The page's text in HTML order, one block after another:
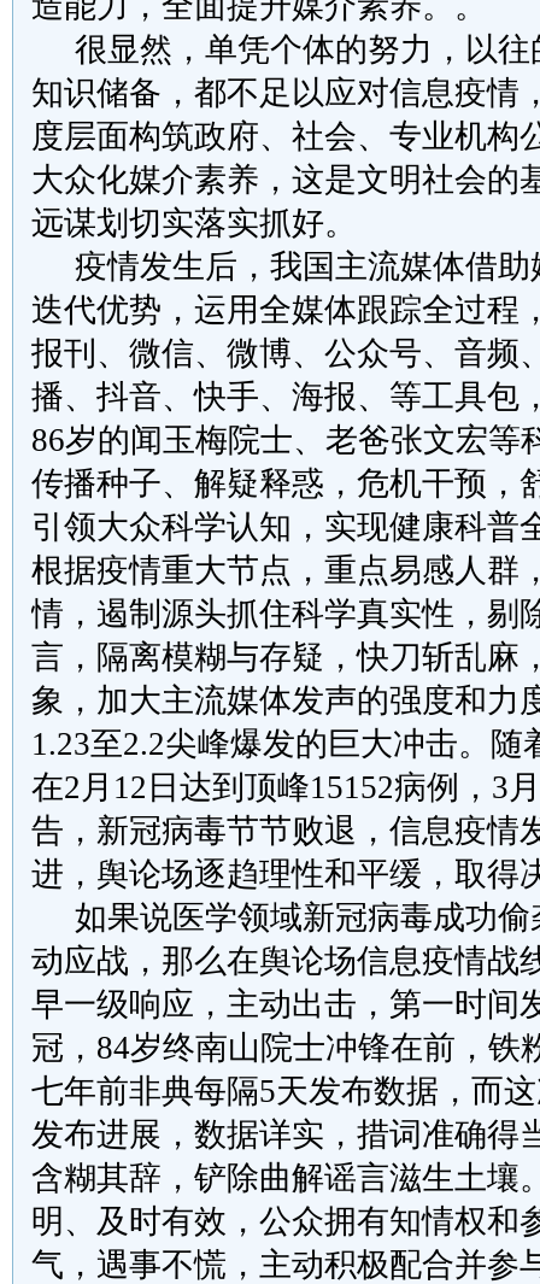
很显然，单凭个体的努力，以
知识储备，都不足以应对信息疫情
度层面构筑政府、社会、专业机构
大众化媒介素养，这是文明社会的
远谋划切实落实抓好。
疫情发生后，我国主流媒体借
迭代优势，运用全媒体跟踪全过程
报刊、微信、微博、公众号、音频
播、抖音、快手、海报、等工具包
86岁的闻玉梅院士、老爸张文宏等
传播种子、解疑释惑，危机干预，
引领大众科学认知，实现健康科普
根据疫情重大节点，重点易感人群
情，遏制源头抓住科学真实性，剔
言，隔离模糊与存疑，快刀斩乱麻
象，加大主流媒体发声的强度和力
1.23至2.2尖峰爆发的巨大冲击。随
在2 月 12 日达到顶峰15152病例， 3月
告，新冠病毒节节败退，信息疫情
进，舆论场逐趋理性和平缓，取得
如果说医学领域新冠病毒成功
动应战，那么在舆论场信息疫情战
早一级响应，主动出击，第一时间
冠， 84岁终南山院士冲锋在前，铁
七年前非典每隔5天发布数据，而
发布进展，数据详实，措词准确得
含糊其辞，铲除曲解谣言滋生土壤
明、及时有效，公众拥有知情权和
气，遇事不慌，主动积极配合并参